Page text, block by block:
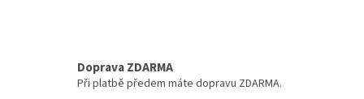
Doprava ZDARMA
Při platbě předem máte dopravu ZDARMA.